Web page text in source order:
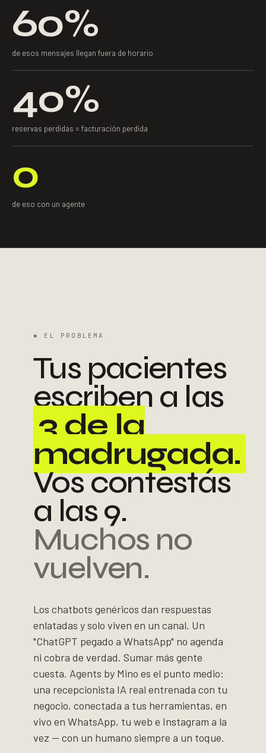
60%
de esos mensajes llegan fuera de horario
40%
reservas perdidas = facturación perdida
0
de eso con un agente
✱ EL PROBLEMA
Tus pacientes
escriben a las
3 de la
madrugada.
Vos contestás
a las 9.
Muchos no
vuelven.
Los chatbots genéricos dan respuestas
enlatadas y solo viven en un canal. Un
"ChatGPT pegado a WhatsApp" no agenda
ni cobra de verdad. Sumar más gente
cuesta. Agents by Mino es el punto medio:
una recepcionista IA real entrenada con tu
negocio, conectada a tus herramientas, en
vivo en WhatsApp, tu web e Instagram a la
vez — con un humano siempre a un toque.